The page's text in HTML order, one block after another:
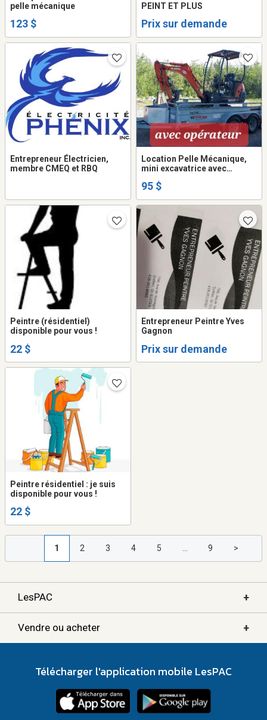
pelle mécanique
123 $
PEINT ET PLUS
Prix sur demande
Entrepreneur Électricien,
membre CMEQ et RBQ
Location Pelle Mécanique,
mini excavatrice avec
95 $
Peintre (résidentiel)
disponible pour vous !
22 $
Entrepreneur Peintre Yves
Gagnon
Prix sur demande
Peintre résidentiel : je suis
disponible pour vous !
22 $
1 2 3 4 5 ... 9 >
LesPAC +
Vendre ou acheter +
Télécharger l'application mobile LesPAC